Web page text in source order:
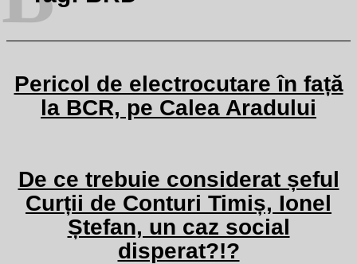
Pericol de electrocutare în față
la BCR, pe Calea Aradului
De ce trebuie considerat șeful
Curții de Conturi Timiș, Ionel
Ștefan, un caz social
disperat?!?